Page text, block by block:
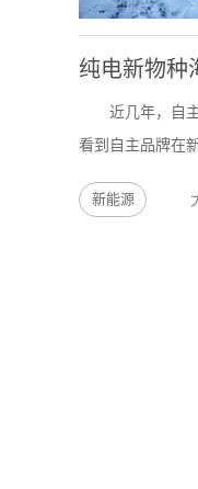
纯电新物种
近几年，自
看到自主品牌在
新能源